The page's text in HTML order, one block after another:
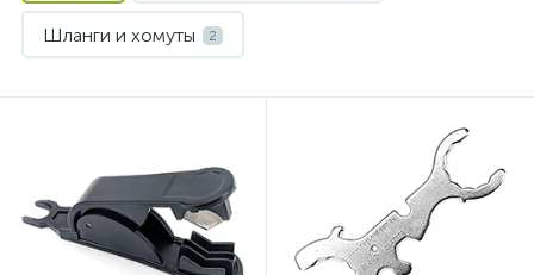
Шланги и хомуты 2